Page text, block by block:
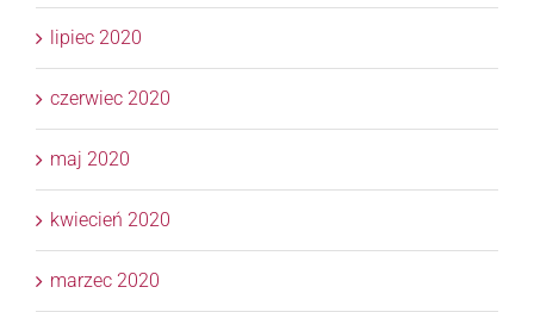
lipiec 2020
czerwiec 2020
maj 2020
kwiecień 2020
marzec 2020